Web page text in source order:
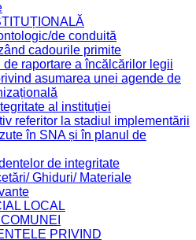
de conduită
cadourile primite
raportare a încălcărilor legii
asumarea unei agende de
al instituției
referitor la stadiul implementării
în SNA și în planul de
de integritate
Ghiduri/ Materiale
LOCAL
PRIVIND